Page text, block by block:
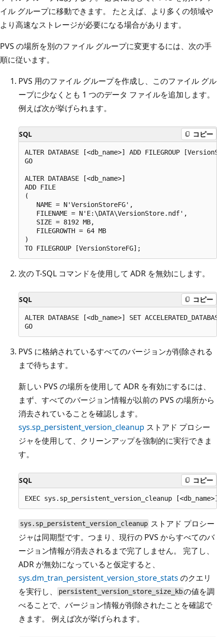
イル グループに移動できます。 たとえば、より多くの領域や
より高速なストレージが必要になる場合があります。
PVS の場所を別のファイル グループに変更するには、次の手
順に従います。
PVS 用のファイル グループを作成し、このファイル グル
ープに少なくとも 1 つのデータ ファイルを追加します。
例えば次が挙げられます。
SQL コピー
ALTER DATABASE [<db_name>] ADD FILEGROUP
GO
ALTER DATABASE [<db_name>]
ADD FILE
(
   NAME = N'VersionStoreFG',
   FILENAME = N'E:\DATA\VersionStore.ndf',
   SIZE = 8192 MB,
   FILEGROWTH = 64 MB
)
次の T-SQL コマンドを使用して ADR を無効にします。
SQL コピー
ALTER DATABASE [<db_name>] SET
PVS に格納されているすべてのバージョンが削除される
まで待ちます。
新しい PVS の場所を使用して ADR を有効にするには、
まず、すべてのバージョン情報が以前の PVS の場所から
消去されていることを確認します。
sys.sp_persistent_version_cleanup ストアド プロシー
ジャを使用して、クリーンアップを強制的に実行できま
す。
SQL コピー
sys.sp_persistent_version_cleanup ストアド プロシー
ジャは同期型です。つまり、現行の PVS からすべてのバ
ージョン情報が消去されるまで完了しません。 完了し、
ADR が無効になっていると仮定すると、
sys.dm_tran_persistent_version_store_stats のクエリ
を実行し、
persistent_version_store_size_kbの値を調
べることで、バージョン情報が削除されたことを確認で
きます。 例えば次が挙げられます。